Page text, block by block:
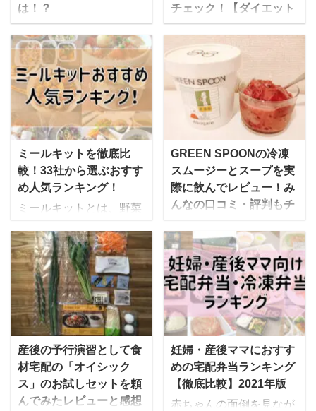
は！？
られた冷凍寿司。今まで
とは違う「凍眠」という
技術で急速冷凍され、新
しい宅配寿司の形として
注目されています。 この
冷凍寿司ですが、株式会
社テクニカンの開発した
「凍眠」という技術をも
とに、神奈川県で宅配寿
ています。 画像出典：テ
レビ朝日 2021年3月13日
「冷凍なのにまるで握り
たて 宅配寿司店の秘策
とは」 凍眠の特徴 同じ
温度の冷凍庫に対して、
約20倍の速さで冷凍可能
瞬間冷凍することで、発
生する氷の細胞が小さ
く、細胞の破壊を防止 解
凍時の旨 ...
チェック！【ダイエット
◎】
FIT FOOD HOME（フィ
ットフードホーム）は、
美味しく栄養たっぷりの
食事を提供してくれる宅
食サービス。 普段の食卓
に並べられるメニューは
もちろん、ダイエットし
ている人向けや美容を意
識した人向けのメニュ
ー、女性の健康に着目し
を取り扱っています。 こ
だわりの詰まったFIT
FOOD HOMEの商品は、
一流シェフと専属の管理
栄養士がメニュー開発か
ら調理まで担当し、ジャ
ンルも和洋中をはじめ季
節限定メニューなどを用
意！ 飽きのこないメニュ
ーとなっており、ダイエ
ットコースを始め女性に
ミールキットを徹底比
較！33社から選ぶおすす
め人気ランキング！
ミールキットとは、野菜
理に必要な食材やレシピ
が一揃えになった商品の
ことで、予め下ごしらえ
がされています。 買い物
に行く手間が省ける上に
自分で献立を考える必要
がないため、子育て中や
介護中、共働きの世帯か
ら人気を集めていますよ
ね。 今までは、肉じゃが
GREEN SPOONの冷凍
スムージーとスープを実
際に飲んでレビュー！み
んなの口コミ・評判もチ
ェック！
GREEN SPOON（グリ
ーンスプーン）は、毎月
定額で自分に必要な野菜
がスムージーやスープと
言った形で自宅に届くサ
ービスです。 ゆいこ多く
のメディアに掲載され、
oggiやSTORY、VERY、
ViViなど人気女性誌に取
産後の予行演習として食
材宅配の「オイシック
ス」のお試しセットを頼
んでみたレビューと感想
妊婦・産後ママにおすす
めの宅配弁当ランキング
【徹底比較】2021年版
赤ちゃんの面倒を見なが